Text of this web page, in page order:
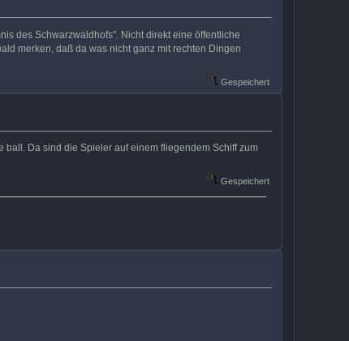
des Schwarzwaldhofs". Nicht direkt eine öffentliche
merken, daß da was nicht ganz mit rechten Dingen
Gespeichert
ball. Da sind die Spieler auf einem fliegendem Schiff zum
Gespeichert